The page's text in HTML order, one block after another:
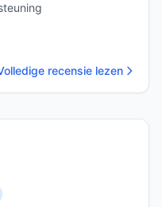
recensie lezen